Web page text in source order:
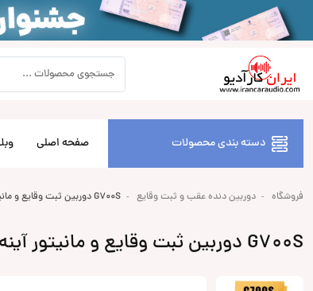
دسته بندی محصولات صفحه اصلی
فروشگاه دوربین دنده عقب و ثبت وقایع G700S دوربین ثبت وقایع و مانیتور آینه‌ای استیل میت Steel Mate (دو دوربینه)
G700S دوربین ثبت وقایع و مانیتور آینه‌ای استیل میت Steel Mate (دو دوربینه)